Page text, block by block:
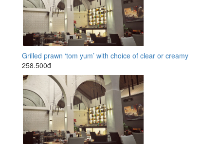
Grilled prawn ‘tom yum’ with choice of clear or creamy
258.500đ